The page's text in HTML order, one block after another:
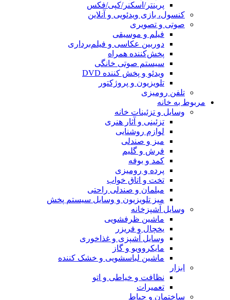
پرینتر/اسکنر/کپی/فکس
کنسول، بازی‌ ویدئویی و آنلاین
صوتی و تصویری
فیلم و موسیقی
دوربین عکاسی و فیلم‌برداری
پخش‌کننده همراه
سیستم صوتی خانگی
ویدئو و پخش کننده DVD
تلویزیون و پروژکتور
تلفن رومیزی
مربوط به خانه
وسایل و تزئینات خانه
تزئینی و آثار هنری
لوازم روشنایی
میز و صندلی
فرش و گلیم
کمد و بوفه
پرده و رومیزی
تخت و اتاق خواب
مبلمان و صندلی راحتی
میز تلویزیون و وسایل سیستم پخش
وسایل آشپزخانه
ماشین ظرفشویی
یخچال و فریزر
وسایل آشپزی و غذاخوری
مایکروویو و گاز
ماشین لباسشویی و خشک کننده
ابزار
نظافت و خیاطی و اتو
تعمیرات
ساختمان و حیاط